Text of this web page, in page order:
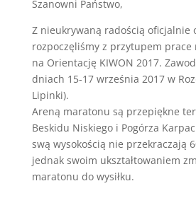
Szanowni Państwo,
Z nieukrywaną radością oficjalnie
rozpoczęliśmy z przytupem
na Orientację KIWON 2017.
dniach 15-17 września 2017 w
Lipinki).
Areną maratonu są przepiękne
Beskidu Niskiego i Pogórza
swą wysokością nie przekraczają
jednak swoim ukształtowaniem
maratonu do wysiłku.